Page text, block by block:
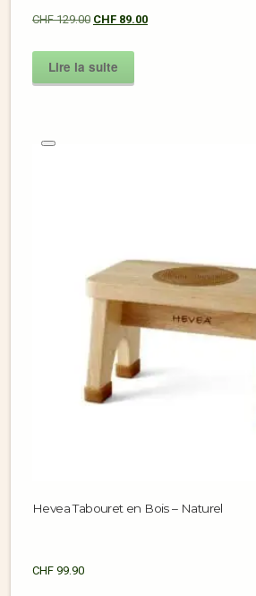
CHF129.00 CHF 89.00
Lire la suite
Hevea Tabouret en Bois – Naturel
CHF 99.90